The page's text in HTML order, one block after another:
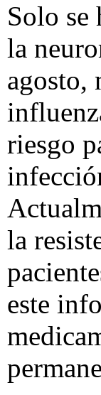
Solo se
la
agosto,
riesgo
la
este